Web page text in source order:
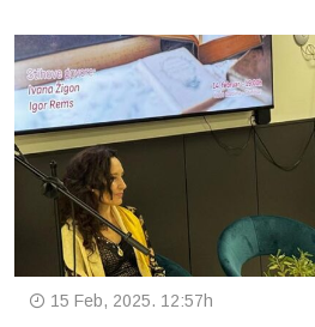
15 Feb, 2025. 12:57h